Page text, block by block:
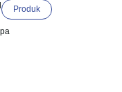
Produk